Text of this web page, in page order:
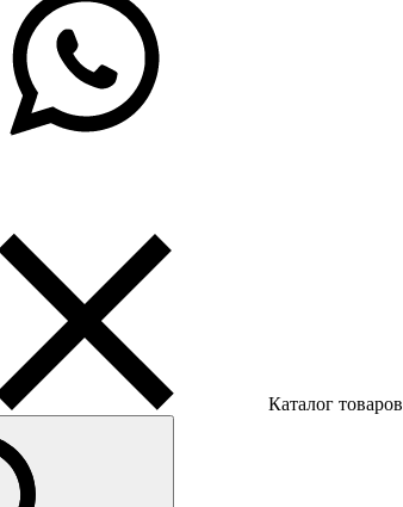
Каталог товаров